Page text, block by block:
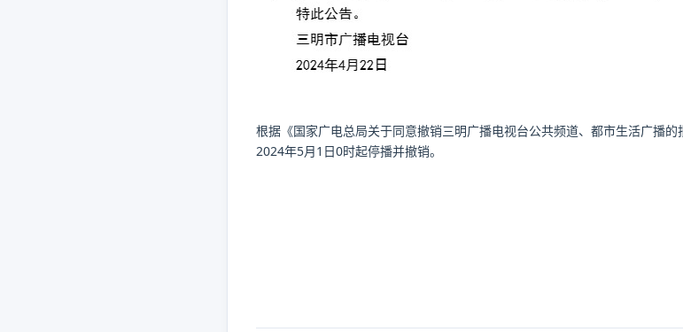
根据《国家广电总局关于同意撤销三明广播电视台公共频道、都市生活广播
2024年5月1日0时起停播并撤销。